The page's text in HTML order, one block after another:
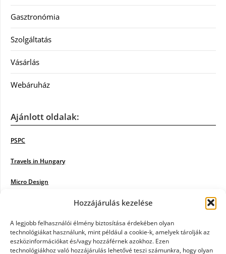
Hozzájárulás kezelése
A legjobb felhasználói élmény biztosítása érdekében olyan
technológiákat használunk, mint például a cookie-k, amelyek tárolják az
eszközinformációkat és/vagy hozzáférnek azokhoz. Ezen
technológiákhoz való hozzájárulás lehetővé teszi számunkra, hogy olyan
Gasztronómia
Szolgáltatás
Vásárlás
Webáruház
Ajánlott oldalak:
PSPC
Travels in Hungary
Micro Design
Poiwiki
Öntözőrendszer